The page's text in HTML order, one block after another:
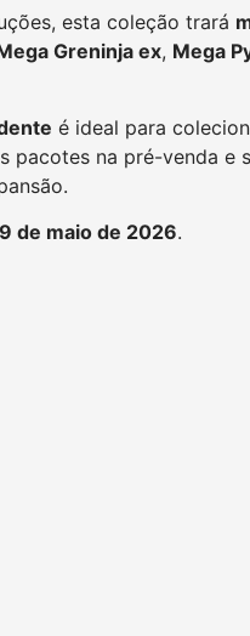
esta coleção trará
Greninja ex, Mega
é ideal para
pacotes na pré-venda e
9 de maio de 2026.